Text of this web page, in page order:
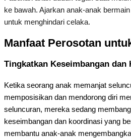
ke bawah. Ajarkan anak-anak
untuk menghindari celaka.
Manfaat Perosotan
Tingkatkan Keseimbangan dan
Ketika seorang anak memanjat
memposisikan dan mendorong diri
seluncuran, mereka sedang
keseimbangan dan koordinasi yang
membantu anak-anak